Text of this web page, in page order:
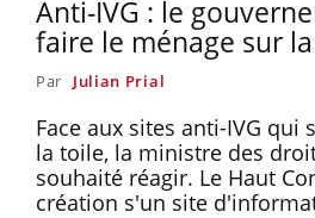
Anti-IVG : le
faire le ménage sur
Par Julian Prial
Face aux sites anti-IVG
la toile, la ministre des
souhaité réagir. Le Haut
création s'un site